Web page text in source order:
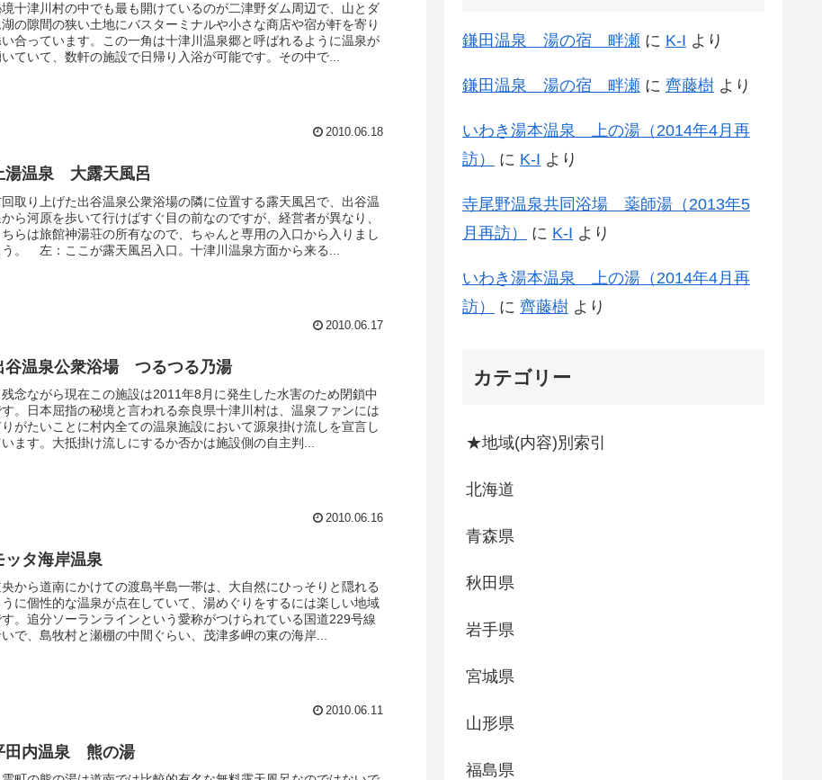
十津川村の中でも最も開けているのが二津野ダム周辺で、山とダ
湖の隙間の狭い土地にバスターミナルや小さな商店や宿が軒を寄り
合っています。この一角は十津川温泉郷と呼ばれるように温泉が
ていて、数軒の施設で日帰り入浴が可能です。その中で...
2010.06.18
湯温泉 大露天風呂
取り上げた出谷温泉公衆浴場の隣に位置する露天風呂で、出谷温
から河原を歩いて行けばすぐ目の前なのですが、経営者が異なり、
ちらは旅館神湯荘の所有なので、ちゃんと専用の入口から入りまし
う。 左：ここが露天風呂入口。十津川温泉方面から来る...
2010.06.17
谷温泉公衆浴場 つるつる乃湯
念ながら現在この施設は2011年8月に発生した水害のため閉鎖中
す。日本屈指の秘境と言われる奈良県十津川村は、温泉ファンには
がたいことに村内全ての温泉施設において源泉掛け流しを宣言し
います。大抵掛け流しにするか否かは施設側の自主判...
2010.06.16
ッタ海岸温泉
から道南にかけての渡島半島一帯は、大自然にひっそりと隠れる
うに個性的な温泉が点在していて、湯めぐりをするには楽しい地域
す。追分ソーランラインという愛称がつけられている国道229号線
で、島牧村と瀬棚の中間ぐらい、茂津多岬の東の海岸...
2010.06.11
田内温泉 熊の湯
鎌田温泉 湯の宿 畔瀬 に K-I より
鎌田温泉 湯の宿 畔瀬 に 齊藤樹 より
いわき湯本温泉 上の湯（2014年4月再
訪）
に K-I より
寺尾野温泉共同浴場 薬師湯（2013年5
月再訪）
に K-I より
いわき湯本温泉 上の湯（2014年4月再
訪）
に 齊藤樹 より
カテゴリー
★地域(内容)別索引
北海道
青森県
秋田県
岩手県
宮城県
山形県
福島県